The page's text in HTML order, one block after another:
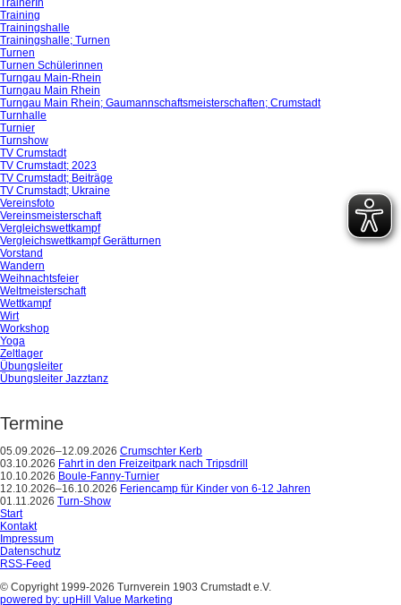
TrainerIn
Training
Trainingshalle
Trainingshalle; Turnen
Turnen
Turnen Schülerinnen
Turngau Main-Rhein
Turngau Main Rhein
Turngau Main Rhein; Gaumannschaftsmeisterschaften; Crumstadt
Turnhalle
Turnier
Turnshow
TV Crumstadt
TV Crumstadt; 2023
TV Crumstadt; Beiträge
TV Crumstadt; Ukraine
Vereinsfoto
Vereinsmeisterschaft
Vergleichswettkampf
Vergleichswettkampf Gerätturnen
Vorstand
Wandern
Weihnachtsfeier
Weltmeisterschaft
Wettkampf
Wirt
Workshop
Yoga
Zeltlager
Übungsleiter
Übungsleiter Jazztanz
Termine
05.09.2026–12.09.2026 Crumschter Kerb
03.10.2026 Fahrt in den Freizeitpark nach Tripsdrill
10.10.2026 Boule-Fanny-Turnier
12.10.2026–16.10.2026 Feriencamp für Kinder von 6-12 Jahren
01.11.2026 Turn-Show
Start
Kontakt
Impressum
Datenschutz
RSS-Feed
© Copyright 1999-2026 Turnverein 1903 Crumstadt e.V.
powered by: upHill Value Marketing